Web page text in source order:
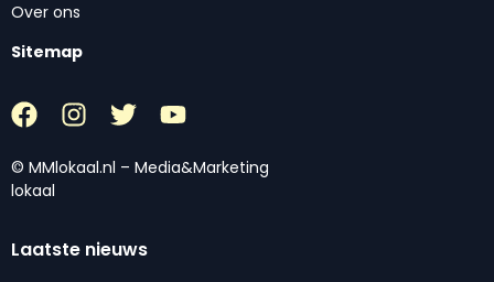
Over ons
Sitemap
© MMlokaal.nl – Media&Marketing
lokaal
Laatste nieuws